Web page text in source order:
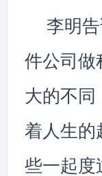
李明
件公司做
大的不同
着人生的
些一起度